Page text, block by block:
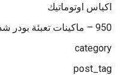
اكياس اوتوماتيك
950 – ماكينات تعبئة بودر شديد النعومة في اكياس اوتوماتيك
category
post_tag